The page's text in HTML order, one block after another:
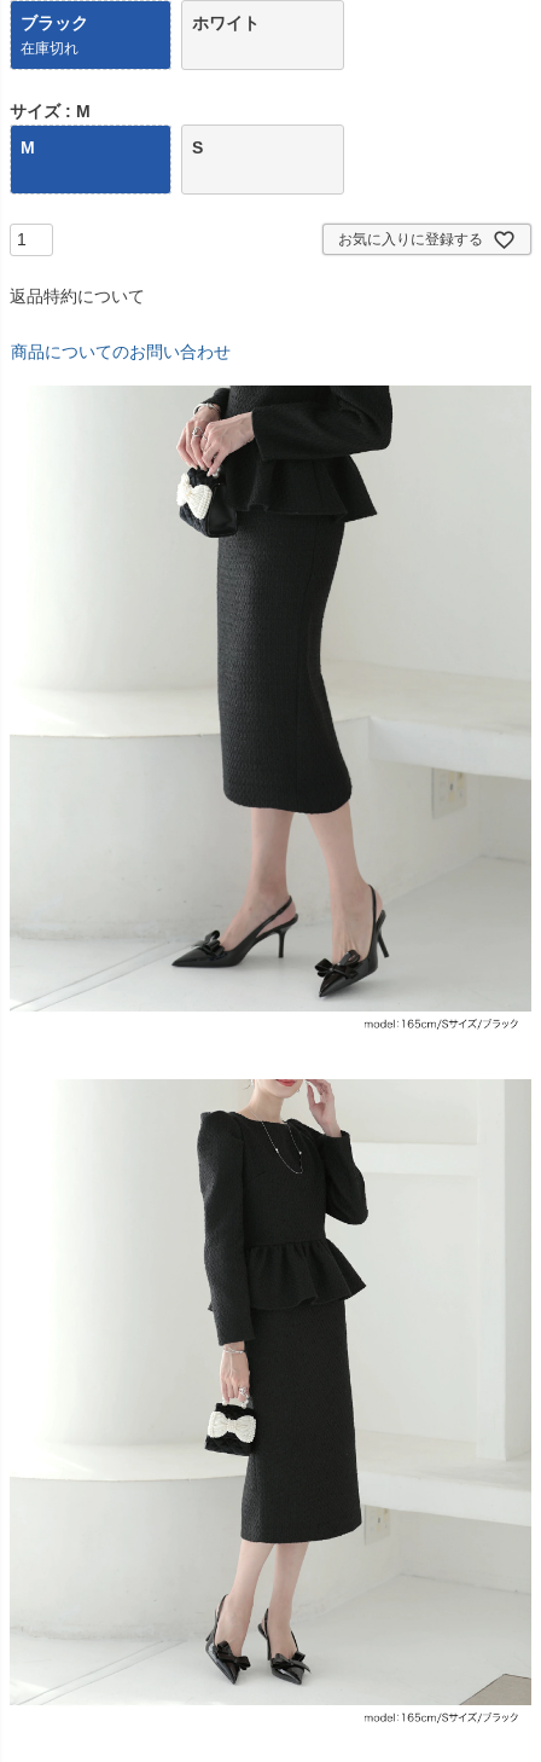
ブラック
在庫切れ
ホワイト
サイズ
M
M
S
お気に入りに登録する
返品特約について
商品についてのお問い合わせ